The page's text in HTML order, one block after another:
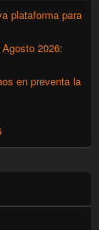
plataforma para
2026:
en preventa la